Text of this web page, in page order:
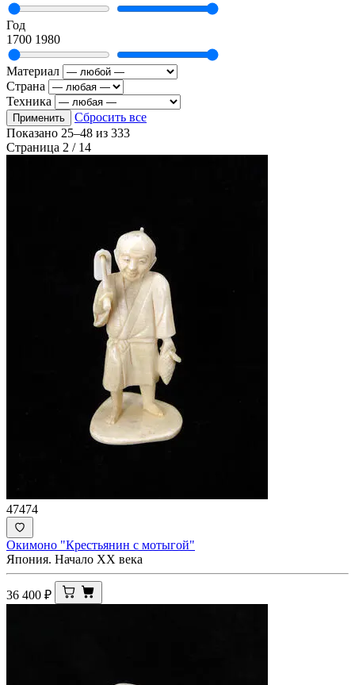
Год
1700 1980
Материал
Страна
Техника
Применить
Сбросить все
Показано 25–48 из 333
Страница 2 / 14
47474
Окимоно "Крестьянин с мотыгой"
Япония. Начало XX века
36 400 ₽